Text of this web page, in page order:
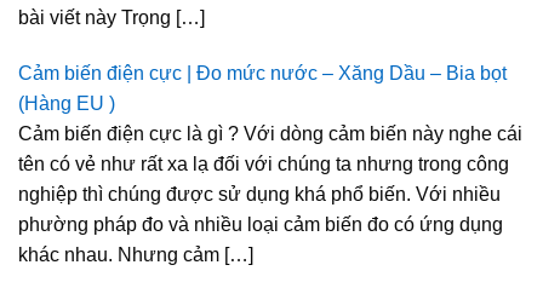
bài viết này Trọng […]
Cảm biến điện cực | Đo mức nước – Xăng Dầu – Bia bọt
(Hàng EU )
Cảm biến điện cực là gì ? Với dòng cảm biến này nghe cái
tên có vẻ như rất xa lạ đối với chúng ta nhưng trong công
nghiệp thì chúng được sử dụng khá phổ biến. Với nhiều
phường pháp đo và nhiều loại cảm biến đo có ứng dụng
khác nhau. Nhưng cảm […]